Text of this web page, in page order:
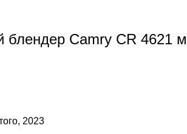
блендер Camry CR 4621
2023